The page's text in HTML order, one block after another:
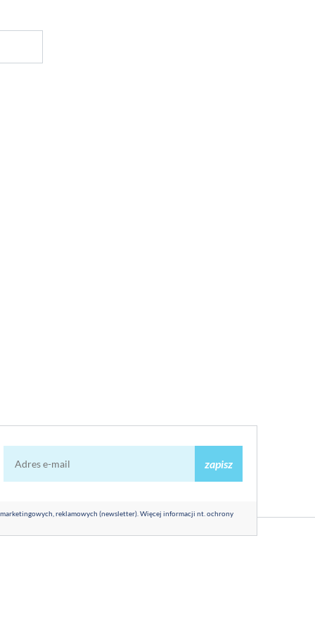
zapisz
reklamowych (newsletter). Więcej informacji nt. ochrony